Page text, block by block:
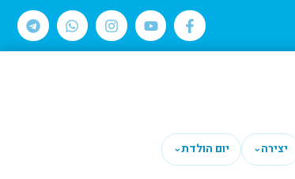
יצירה⌄ יום הולדת⌄